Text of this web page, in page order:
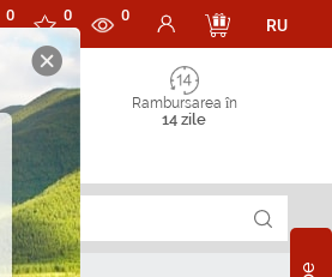
0 0 0
RU
Rambursarea în
14 zile